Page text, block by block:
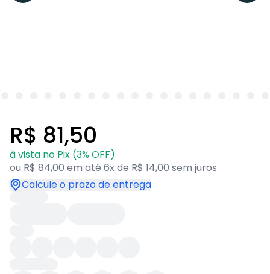
R$ 81,50
à vista no Pix (3% OFF)
ou R$ 84,00 em até 6x de R$ 14,00 sem juros
Calcule o prazo de entrega